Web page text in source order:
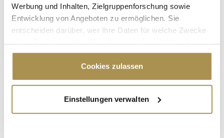
Werbung und Inhalten, Zielgruppenforschung sowie
Entwicklung von Angeboten zu ermöglichen. Sie
entscheiden darüber, wer Ihre Daten für welche Zwecke
Cookie-Erklärung oder durch Klicken auf das Privacy
Trigger Symbol ändern oder widerrufen
Informationen über Ihre geografische Lage
erfassen, welche bis auf einige Meter genau sein
Cookies zulassen
Einstellungen verwalten